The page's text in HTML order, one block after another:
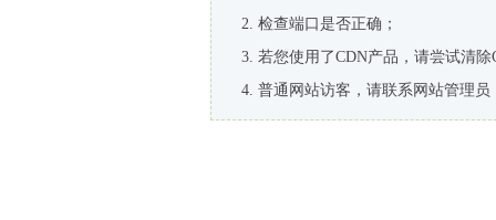
检查端口是否正确；
若您使用了CDN产品，请尝试清除
普通网站访客，请联系网站管理员